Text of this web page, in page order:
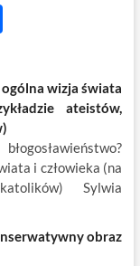
S
ar
e
wizja świata
ateistów,
i człowieka (na
katolików) Sylwia
obraz